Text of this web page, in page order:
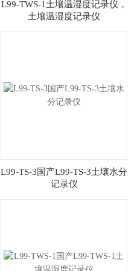
L99-TWS-1土壤温湿度记录仪，
土壤温湿度记录仪
L99-TS-3国产L99-TS-3土壤水分
记录仪